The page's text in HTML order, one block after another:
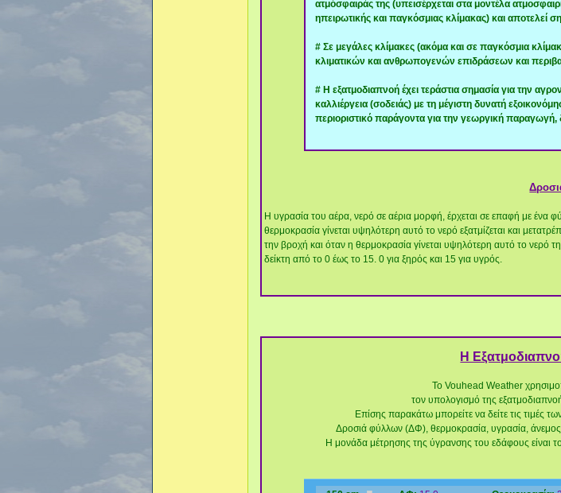
ατμόσφαιράς της (υπεισέρχεται στα μοντέλα
ηπειρωτικής και παγκόσμιας κλίμακας) και αποτελεί
# Σε μεγάλες κλίμακες (ακόμα και σε παγκόσμια
κλιματικών και ανθρωπογενών επιδράσεων και
# Η εξατμοδιαπνοή έχει τεράστια σημασία για την
καλλιέργεια (σοδειάς) με τη μέγιστη δυνατή
περιοριστικό παράγοντα για την γεωργική παραγωγή,
Η υγρασία του αέρα, νερό σε αέρια μορφή, έρχεται σε επαφή με ένα
θερμοκρασία γίνεται υψηλότερη αυτό το νερό εξατμίζεται και
την βροχή και όταν η θερμοκρασία γίνεται υψηλότερη αυτό το νερό
δείκτη από το 0 έως το 15. 0 για ξηρός και 15 για υγρός.
Η
Το Vouhead Weather
τον υπολογισμό της
Επίσης παρακάτω μπορείτε να δείτε τις τιμές
Δροσιά φύλλων (ΔΦ), θερμοκρασία, υγρασία,
Η μονάδα μέτρησης της ύγρανσης του εδάφους είναι